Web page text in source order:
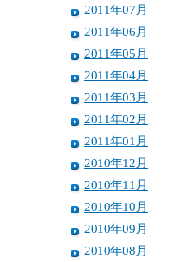
2011年07月
2011年06月
2011年05月
2011年04月
2011年03月
2011年02月
2011年01月
2010年12月
2010年11月
2010年10月
2010年09月
2010年08月